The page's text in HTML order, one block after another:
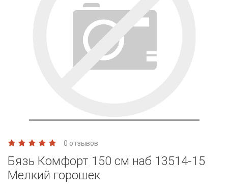
0 отзывов
Бязь Комфорт 150 см наб 13514-15
Мелкий горошек